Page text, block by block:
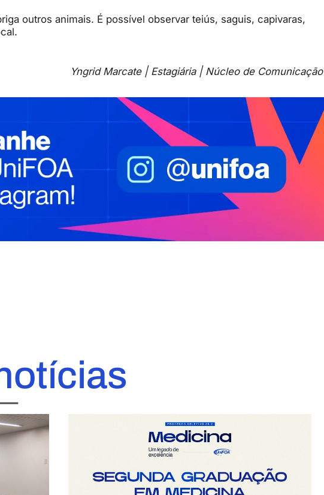
outros animais. É possível observar teiús, saguis, capivaras,
Yngrid Marcate | Estagiária | Núcleo de